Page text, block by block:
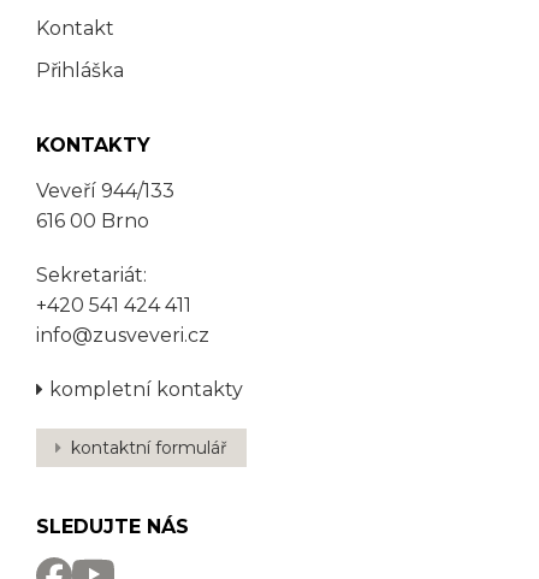
Kontakt
Přihláška
KONTAKTY
Veveří 944/133
616 00 Brno
Sekretariát:
+420 541 424 411
info@zusveveri.cz
kompletní kontakty
kontaktní formulář
SLEDUJTE NÁS